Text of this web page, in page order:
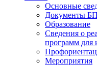
Основные
Документы
Образование
Сведения о
программ
Мероприятия